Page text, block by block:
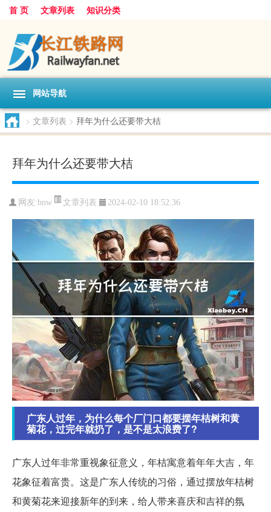
首 页 文章列表 知识分类
网站导航
> 文章列表 > 拜年为什么还要带大桔
拜年为什么还要带大桔
网友:bnw 文章列表 2024-02-10 18:52:36
广东人过年，为什么每个厂门口都要摆年桔树和黄
菊花，过完年就扔了，是不是太浪费了?
广东人过年非常重视象征意义，年桔寓意着年年大吉，年
花象征着富贵。这是广东人传统的习俗，通过摆放年桔树
和黄菊花来迎接新年的到来，给人带来喜庆和吉祥的氛